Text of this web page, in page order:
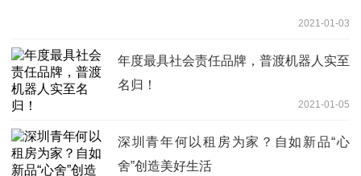
2021-01-03
年度最具社会责任品牌，普渡机器人实至
名归！
2021-01-05
深圳青年何以租房为家？自如新品“心
舍”创造美好生活